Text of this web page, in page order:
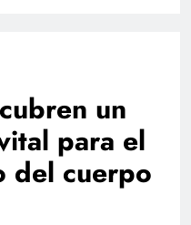
un
para el
del cuerpo